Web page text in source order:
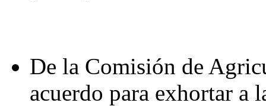
De la Comisión de
acuerdo para exhortar a